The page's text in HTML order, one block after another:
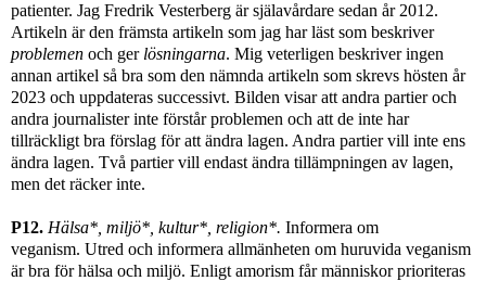
patienter. Jag Fredrik Vesterberg är själavårdare sedan år 2012.
Artikeln är den främsta artikeln som jag har läst som beskriver
problemen och ger lösningarna. Mig veterligen beskriver ingen
annan artikel så bra som den nämnda artikeln som skrevs hösten år
2023 och uppdateras successivt. Bilden visar att andra partier och
andra journalister inte förstår problemen och att de inte har
tillräckligt bra förslag för att ändra lagen. Andra partier vill inte ens
ändra lagen. Två partier vill endast ändra tillämpningen av lagen,
men det räcker inte.
P12. Hälsa*, miljö*, kultur*, religion*. Informera om
veganism. Utred och informera allmänheten om huruvida veganism
är bra för hälsa och miljö. Enligt amorism får människor prioriteras